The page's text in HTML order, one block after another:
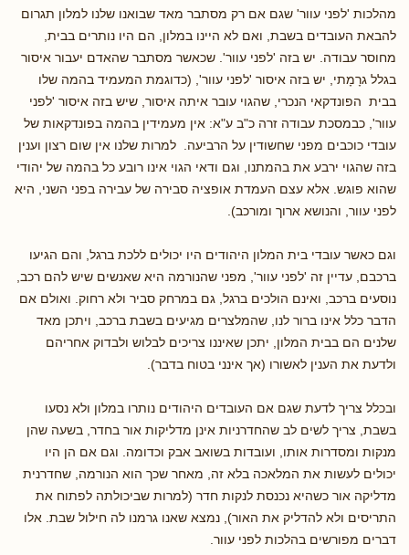
מהלכות 'לפני עוור' שגם אם רק מסתבר מאד שבואנו שלנו למלון תגרום
להבאת העובדים בשבת, ואם לא היינו במלון, הם היו נותרים בבית,
מחוסר עבודה. יש בזה 'לפני עוור'. שכאשר מסתבר שהאדם יעבור איסור
בגלל גרָמָתי, יש בזה איסור 'לפני עוור', (כדוגמת המעמיד בהמה שלו
בבית הפונדקאי הנכרי, שהגוי עובר איתה איסור, שיש בזה איסור 'לפני
עוור', כבמסכת עבודה זרה כ"ב ע"א: אין מעמידין בהמה בפונדקאות של
עובדי כוכבים מפני שחשודין על הרביעה. למרות שלנו אין שום רצון וענין
בזה שהגוי ירבע את בהמתנו, וגם ודאי הגוי אינו רובע כל בהמה של יהודי
שהוא פוגש. אלא עצם העמדת אופציה סבירה של עבירה בפני השני, היא
לפני עוור, והנושא ארוך ומורכב).
וגם כאשר עובדי בית המלון היהודים היו יכולים ללכת ברגל, והם הגיעו
ברכבם, עדיין זה 'לפני עוור', מפני שהנורמה היא שאנשים שיש להם רכב,
נוסעים ברכב, ואינם הולכים ברגל, גם במרחק סביר ולא רחוק. ואולם אם
הדבר כלל אינו ברור לנו, שהמלצרים מגיעים בשבת ברכב, ויתכן מאד
שלנים הם בבית המלון, יתכן שאיננו צריכים לבלוש ולבדוק אחריהם
ולדעת את הענין לאשורו (אך אינני בטוח בדבר).
ובכלל צריך לדעת שגם אם העובדים היהודים נותרו במלון ולא נסעו
בשבת, צריך לשים לב שהחדרניות אינן מדליקות אור בחדר, בשעה שהן
מנקות ומסדרות אותו, ועובדות בשואב אבק וכדומה. וגם אם הן היו
יכולים לעשות את המלאכה בלא זה, מאחר שכך הוא הנורמה, שחדרנית
מדליקה אור כשהיא נכנסת לנקות חדר (למרות שביכולתה לפתוח את
התריסים ולא להדליק את האור), נמצא שאנו גרמנו לה חילול שבת. אלו
דברים מפורשים בהלכות לפני עוור.